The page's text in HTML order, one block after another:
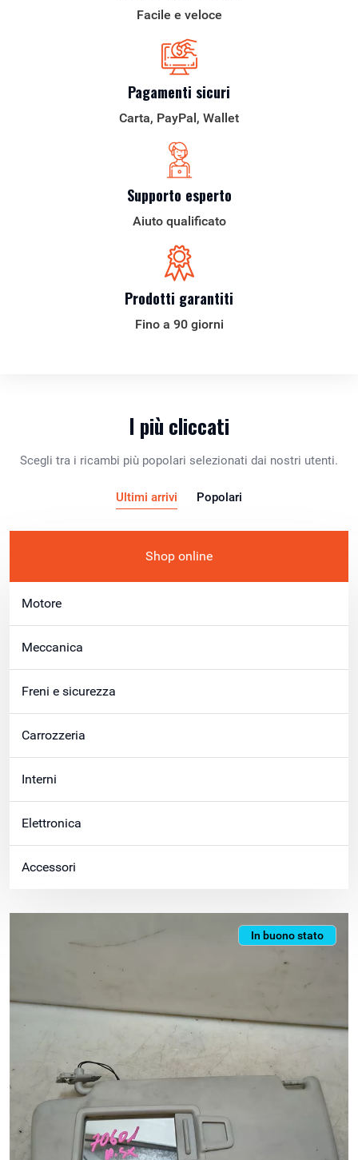
Facile e veloce
Pagamenti sicuri
Carta, PayPal, Wallet
Supporto esperto
Aiuto qualificato
Prodotti garantiti
Fino a 90 giorni
I più cliccati
Scegli tra i ricambi più popolari selezionati dai nostri utenti.
Ultimi arrivi Popolari
Shop online
Motore
Meccanica
Freni e sicurezza
Carrozzeria
Interni
Elettronica
Accessori
In buono stato